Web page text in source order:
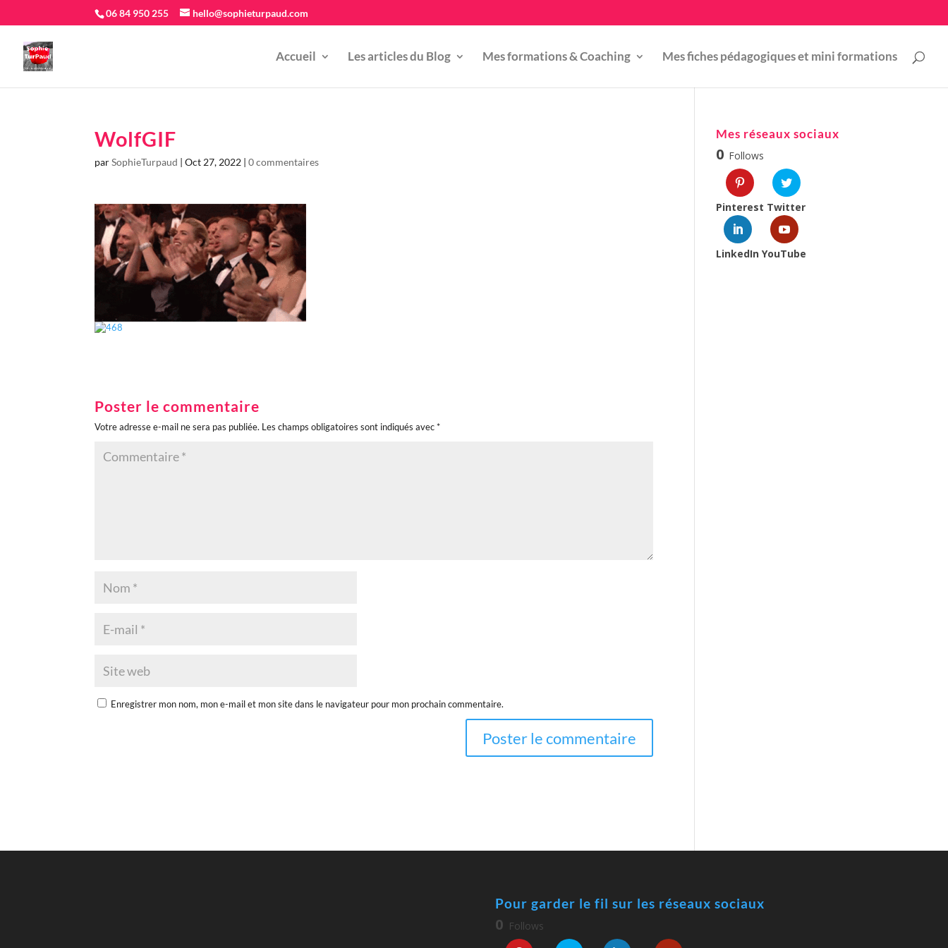
06 84 950 255 hello@sophieturpaud.com
Accueil Les articles du Blog Mes formations & Coaching Mes fiches pédagogiques et mini formations
WolfGIF
parSophieTurpaud |Oct 27, 2022 |0 commentaires
Poster le commentaire
Votre adresse e-mail ne sera pas publiée. Les champs obligatoires sont indiqués avec*
Enregistrer mon nom, mon e-mail et mon site dans le navigateur pour mon prochain commentaire.
Mes réseaux sociaux
0 Follows
Pinterest Twitter
LinkedIn YouTube
Pour garder le fil sur les réseaux sociaux
0 Follows